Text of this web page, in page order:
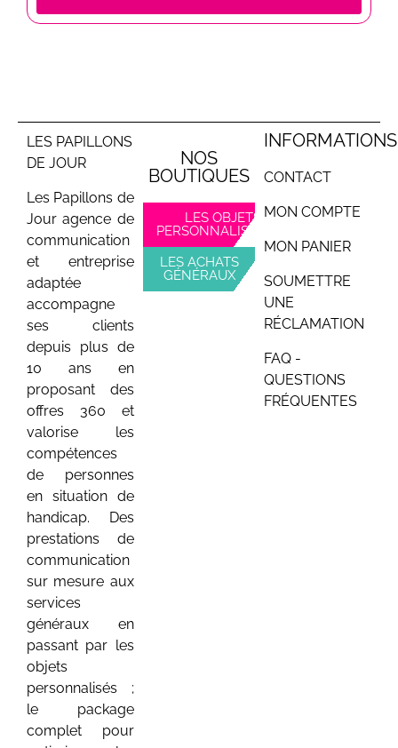
LES PAPILLONS
DE JOUR
Les Papillons de
Jour agence de
communication
et entreprise
adaptée
accompagne
ses clients
depuis plus de
10 ans en
proposant des
offres 360 et
valorise les
compétences
de personnes
en situation de
handicap. Des
prestations de
communication
sur mesure aux
services
généraux en
passant par les
objets
personnalisés ;
le package
complet pour
NOS
BOUTIQUES
LES OBJETS
PERSONNALISABLES
LES ACHATS
GÉNÉRAUX
INFORMATIONS
CONTACT
MON COMPTE
MON PANIER
SOUMETTRE
UNE
RÉCLAMATION
FAQ -
QUESTIONS
FRÉQUENTES